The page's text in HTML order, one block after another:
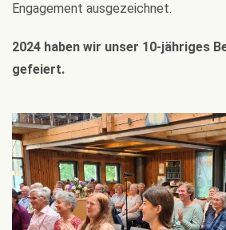
Engagement ausgezeichnet.
2024 haben wir unser 10-jähriges
gefeiert.